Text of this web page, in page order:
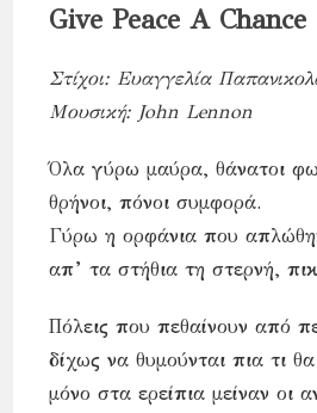
Give Peace A Chance
Στίχοι: Ευαγγελία
Μουσική: John Lennon
Όλα γύρω μαύρα, θάνατοι
θρήνοι, πόνοι συμφορά.
Γύρω η ορφάνια που
απ’ τα στήθια τη στερνή,
Πόλεις που πεθαίνουν από
δίχως να θυμούνται πια τι
μόνο στα ερείπια μείναν οι